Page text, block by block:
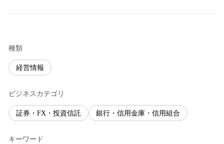
種類
経営情報
ビジネスカテゴリ
証券・FX・投資信託 銀行・信用金庫・信用組合
キーワード